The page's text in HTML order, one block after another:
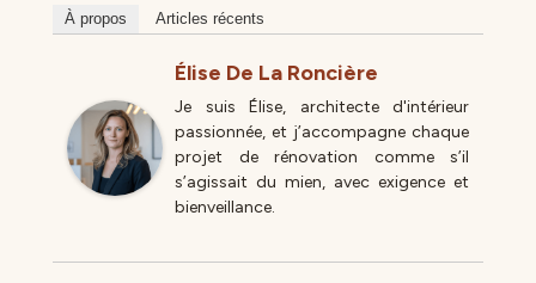
À propos Articles récents
Élise De La Roncière
Je suis Élise, architecte d'intérieur
passionnée, et j’accompagne chaque
projet de rénovation comme s’il
s’agissait du mien, avec exigence et
bienveillance.